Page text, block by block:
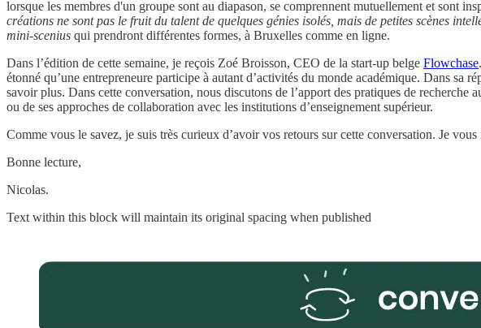
lorsque les membres d'un groupe sont au diapason, se comprennent mutuellement et sont
créations ne sont pas le fruit du talent de quelques génies isolés, mais de petites scènes
mini-scenius qui prendront différentes formes, à Bruxelles comme en ligne.
Dans l’édition de cette semaine, je reçois Zoé Broisson, CEO de la start-up belge Flowchase
étonné qu’une entrepreneure participe à autant d’activités du monde académique. Dans sa
savoir plus. Dans cette conversation, nous discutons de l’apport des pratiques de recherche
ou de ses approches de collaboration avec les institutions d’enseignement supérieur.
Comme vous le savez, je suis très curieux d’avoir vos retours sur cette conversation. Je
Bonne lecture,
Nicolas.
Text within this block will maintain its original spacing when published